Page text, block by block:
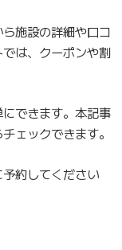
施設の詳細や口コ
は、クーポンや割
できます。本記事
ェックできます。
約してください